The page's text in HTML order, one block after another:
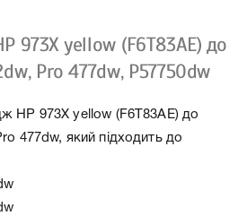
973X yellow (F6T83AE) до
Pro 477dw, P57750dw
HP 973X yellow (F6T83AE) до
477dw, який підходить до